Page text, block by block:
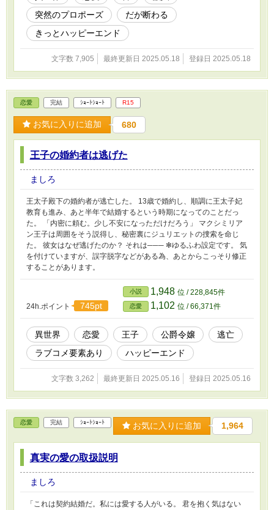
突然のプロポーズ
だが断わる
きっとハッピーエンド
文字数 7,905 最終更新日 2025.05.18 登録日 2025.05.18
恋愛 完結 ｼｮｰﾄｼｮｰﾄ R15
お気に入りに追加 680
王子の婚約者は逃げた
ましろ
王太子殿下の婚約者が逃亡した。 13歳で婚約し、順調に王太子妃
教育も進み、あと半年で結婚するという時期になってのことだっ
た。 「内密に頼む。少し不安になっただけだろう」 マクシミリア
ン王子は周囲をそう説得し、秘密裏にジュリエットの捜索を命じ
た。 彼女はなぜ逃げたのか？ それは─── ✻ゆるふわ設定です。 気
を付けていますが、誤字脱字などがある為、あとからこっそり修正
することがあります。
24h.ポイント 745pt
小説 1,948 位 / 228,845件
恋愛 1,102 位 / 66,371件
異世界 恋愛 王子 公爵令嬢
逃亡
ラブコメ要素あり
ハッピーエンド
文字数 3,262 最終更新日 2025.05.16 登録日 2025.05.16
恋愛 完結 ｼｮｰﾄｼｮｰﾄ お気に入りに追加 1,964
真実の愛の取扱説明
ましろ
「これは契約結婚だ。私には愛する人がいる。 君を抱く気はない